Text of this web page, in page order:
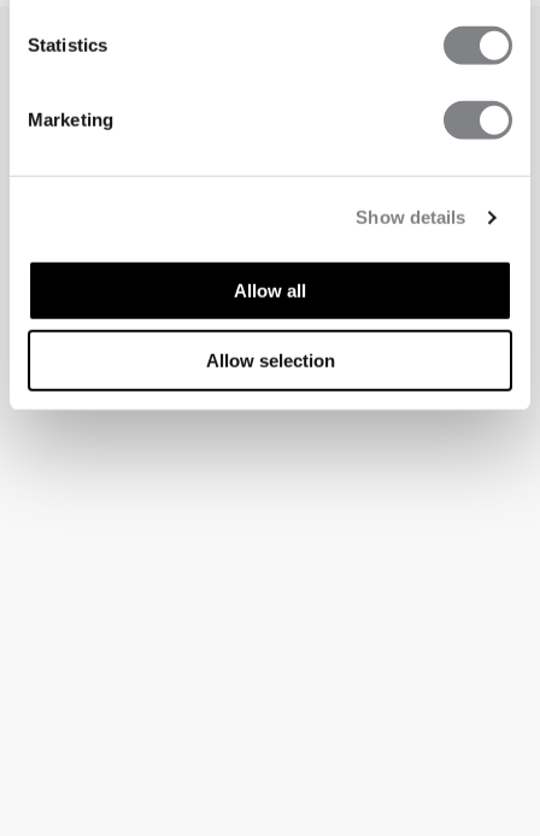
Statistics
Marketing
Show details
Allow all
Allow selection